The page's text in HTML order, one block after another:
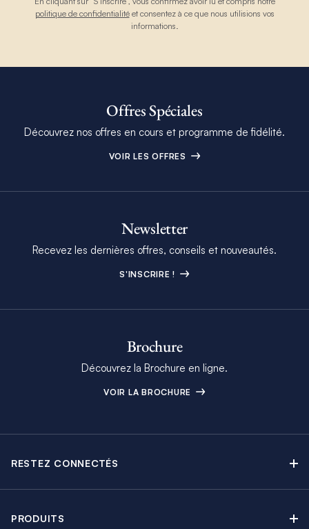
politique de confidentialitéet consentez à ce que nous utilisions vos
informations.
Offres Spéciales
Découvrez nos offres en cours et programme de fidélité.
VOIR LES OFFRES
Newsletter
Recevez les dernières offres, conseils et nouveautés.
S'INSCRIRE !
Brochure
Découvrez la Brochure en ligne.
VOIR LA BROCHURE
RESTEZ CONNECTÉS
PRODUITS